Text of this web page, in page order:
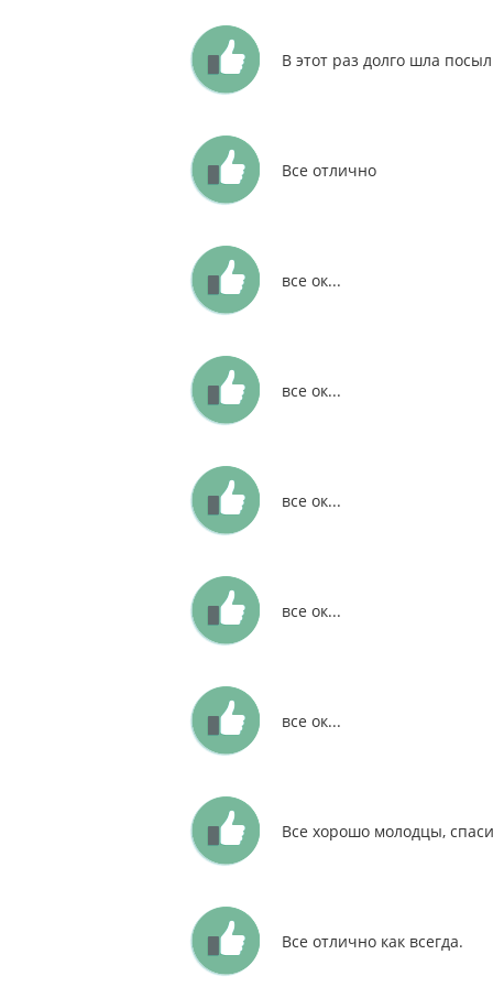
В этот раз долго шла
Все отлично
все ок...
все ок...
все ок...
все ок...
все ок...
Все хорошо молодцы,
Все отлично как всегда.